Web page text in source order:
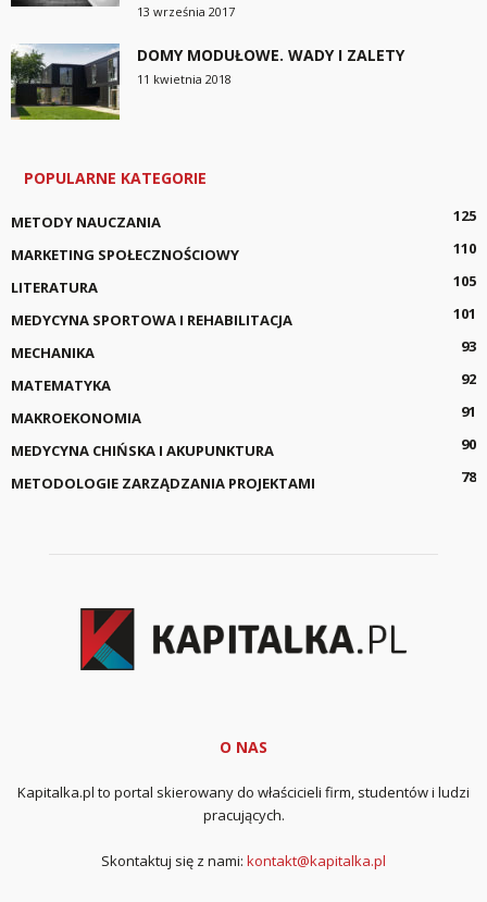
13 września 2017
DOMY MODUŁOWE. WADY I ZALETY
11 kwietnia 2018
POPULARNE KATEGORIE
METODY NAUCZANIA
125
MARKETING SPOŁECZNOŚCIOWY
110
LITERATURA
105
MEDYCYNA SPORTOWA I REHABILITACJA
101
MECHANIKA
93
MATEMATYKA
92
MAKROEKONOMIA
91
MEDYCYNA CHIŃSKA I AKUPUNKTURA
90
METODOLOGIE ZARZĄDZANIA PROJEKTAMI
78
O NAS
Kapitalka.pl to portal skierowany do właścicieli firm, studentów i ludzi
pracujących.
Skontaktuj się z nami: kontakt@kapitalka.pl